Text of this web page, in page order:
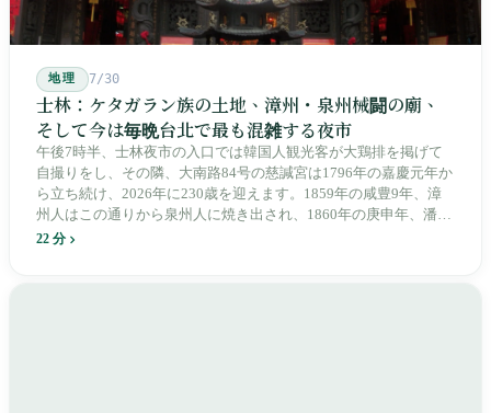
地理 7/30
士林：ケタガラン族の土地、漳州・泉州械闘の廟、
そして今は毎晩台北で最も混雑する夜市
午後7時半、士林夜市の入口では韓国人観光客が大鶏排を掲げて
自撮りをし、その隣、大南路84号の慈諴宮は1796年の嘉慶元年か
ら立ち続け、2026年に230歳を迎えます。1859年の咸豊9年、漳
州人はこの通りから泉州人に焼き出され、1860年の庚申年、潘永
清は下樹林に大東路・大南路・大西路・大北路という四本の整然
22 分